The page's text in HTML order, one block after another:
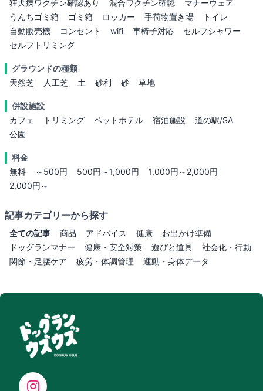
狂犬病ワクチン確認あり
混合ワクチン確認
マナーウェア
うんちゴミ箱
ゴミ箱 ロッカー 手荷物置き場
トイレ
自動販売機
コンセント wifi 車椅子対応
セルフシャワー
セルフトリミング
グラウンドの種類
天然芝
人工芝 土 砂利 砂 草地
併設施設
カフェ
トリミング ペットホテル 宿泊施設
道の駅/SA
公園
料金
無料
～500円 500円～1,000円
1,000円～2,000円
2,000円～
記事カテゴリーから探す
全ての記事 商品 アドバイス 健康
お出かけ準備
ドッグランマナー
健康・安全対策 遊びと道具
社会化・行動
関節・足腰ケア
疲労・体調管理 運動・身体データ